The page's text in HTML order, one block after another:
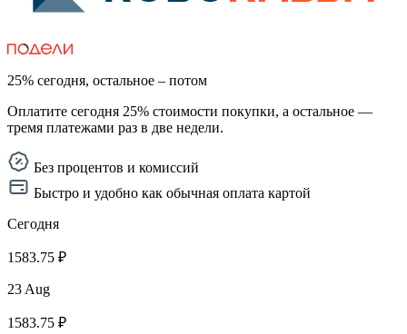
25% сегодня, остальное – потом
Оплатите сегодня 25% стоимости покупки, а остальное —
тремя платежами раз в две недели.
Без процентов и комиссий
Быстро и удобно как обычная оплата картой
Сегодня
1583.75 ₽
23 Aug
1583.75 ₽